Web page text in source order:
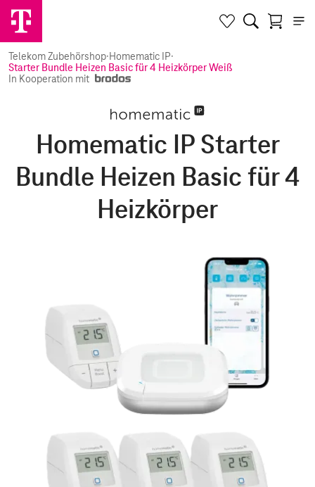
Telekom Zubehörshop·Homematic IP·
Starter Bundle Heizen Basic für 4 Heizkörper Weiß
In Kooperation mit
Homematic IP Starter
Bundle Heizen Basic für 4
Heizkörper